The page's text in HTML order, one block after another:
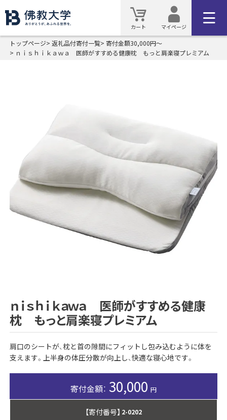
カート マイページ
トップページ 返礼品付寄付一覧
寄付金額30,000円～
ｎｉｓｈｉｋａｗａ 医師がすすめる健康枕 もっと肩楽寝プレミアム
ｎｉｓｈｉｋａｗａ 医師がすすめる健康
枕 もっと肩楽寝プレミアム
肩口のシートが、枕と首の隙間にフィットし包み込むように体を
支えます。上半身の体圧分散が向上し、快適な寝心地です。
30,000
【寄付番号】 2-0202